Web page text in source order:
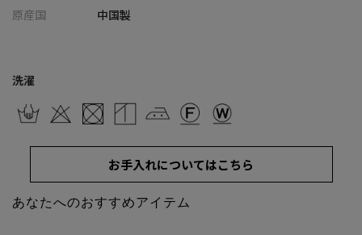
みいただけます。
としてもスマートに決まる洗練されたシルエットに仕上げまし
た。
製品全体の軽さを追求した薄手の仕立てにしているため、身体の
ラインに美しく馴染み、もたつきのないスッキリとしたスタイリ
ングを叶えます。春夏らしい軽快さを演出しながら、大人の余裕
を感じさせる美しい佇まいを演出します。
原産国
中国製
洗濯
お手入れについてはこちら
あなたへのおすすめアイテム